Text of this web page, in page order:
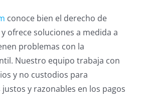
conoce bien el derecho de
ofrece soluciones a medida a
problemas con la
Nuestro equipo trabaja con
y no custodios para
y razonables en los pagos